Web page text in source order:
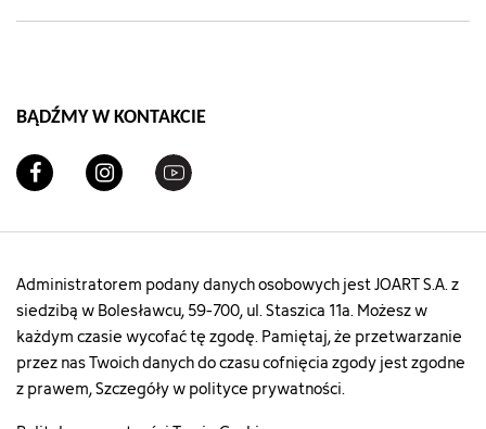
BĄDŹMY W KONTAKCIE
Administratorem podany danych osobowych jest JOART S.A. z
siedzibą w Bolesławcu, 59-700, ul. Staszica 11a. Możesz w
każdym czasie wycofać tę zgodę. Pamiętaj, że przetwarzanie
przez nas Twoich danych do czasu cofnięcia zgody jest zgodne
z prawem, Szczegóły w polityce prywatności.